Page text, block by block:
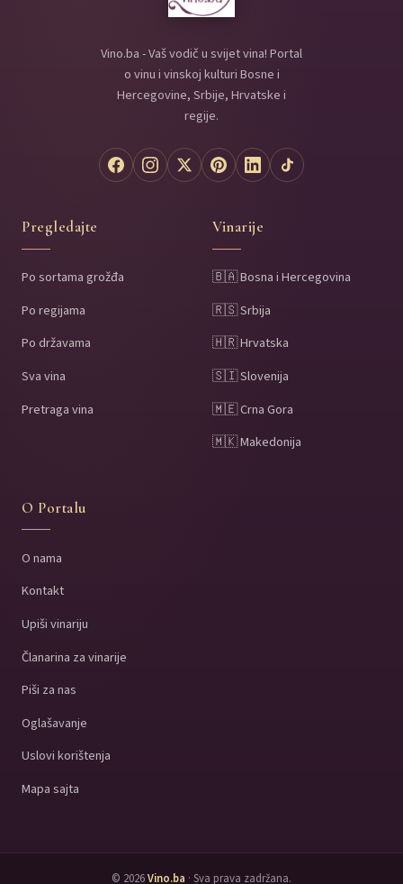
Vino.ba - Vaš vodič u svijet vina! Portal
o vinu i vinskoj kulturi Bosne i
Hercegovine, Srbije, Hrvatske i
regije.
Pregledajte
Po sortama grožđa
Po regijama
Po državama
Sva vina
Pretraga vina
Vinarije
🇧🇦 Bosna i Hercegovina
🇷🇸 Srbija
🇭🇷 Hrvatska
🇸🇮 Slovenija
🇲🇪 Crna Gora
🇲🇰 Makedonija
O Portalu
O nama
Kontakt
Upiši vinariju
Članarina za vinarije
Piši za nas
Oglašavanje
Uslovi korištenja
Mapa sajta
© 2026Vino.ba · Sva prava zadržana.